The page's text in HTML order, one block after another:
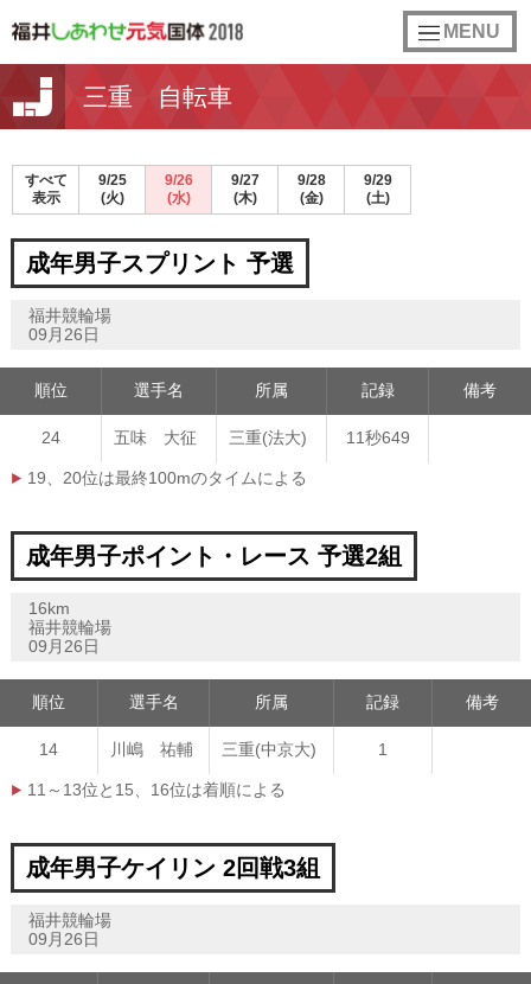
toggle
navigation
MENU
三重 自転車
すべて
表示
9/25
(火)
9/26
(水)
9/27
(木)
9/28
(金)
9/29
(土)
成年男子スプリント 予選
福井競輪場
09月26日
順位 選手名 所属 記録 備考
24 五味 大征 三重(法大) 11秒649
19、20位は最終100mのタイムによる
成年男子ポイント・レース 予選2組
16km
福井競輪場
09月26日
順位 選手名 所属 記録 備考
14 川嶋 祐輔 三重(中京大) 1
11～13位と15、16位は着順による
成年男子ケイリン 2回戦3組
福井競輪場
09月26日